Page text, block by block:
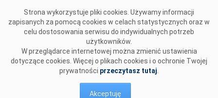
Strona wykorzystuje pliki cookies. Używamy informacji
zapisanych za pomocą cookies w celach statystycznych oraz w
celu dostosowania serwisu do indywidualnych potrzeb
użytkowników.
W przeglądarce internetowej można zmienić ustawienia
dotyczące cookies. Więcej o plikach cookies i o ochronie Twojej
prywatności przeczytasz tutaj
Akceptuję